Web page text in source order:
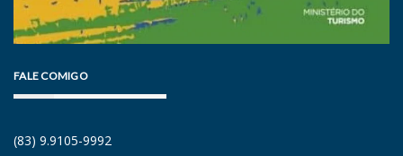
FALE COMIGO
(83) 9.9105-9992